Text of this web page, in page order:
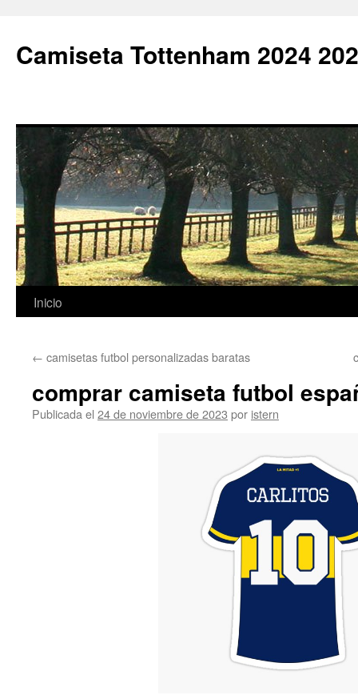
Camiseta Tottenham 2024
Saltar
contenido
Inicio
← camisetas futbol personalizadas baratas
comprar camiseta futbol
Publicada el 24 de noviembre de 2023 por istern